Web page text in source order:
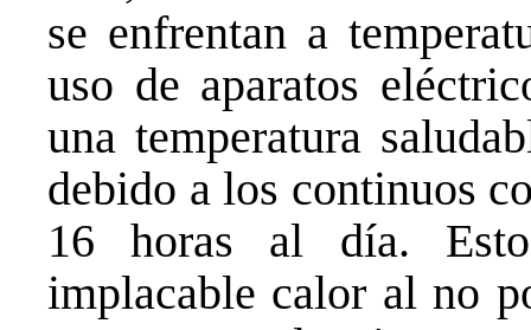
se enfrentan a
uso de aparatos
una temperatura
debido a los continuos
16 horas al día.
implacable calor al no